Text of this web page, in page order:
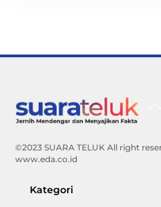
©2023 SUARA TELUK All right
www.eda.co.id
Kategori